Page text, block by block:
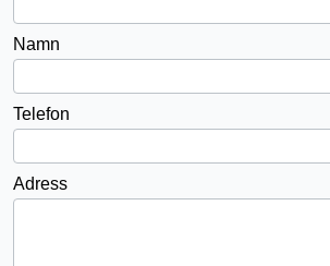
Namn
Telefon
Adress